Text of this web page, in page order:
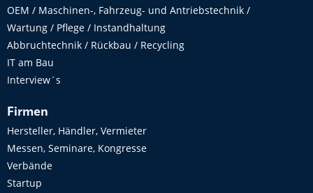
OEM / Maschinen-, Fahrzeug- und Antriebstechnik /
Wartung / Pflege / Instandhaltung
Abbruchtechnik / Rückbau / Recycling
IT am Bau
Interview´s
Firmen
Hersteller, Händler, Vermieter
Messen, Seminare, Kongresse
Verbände
Startup